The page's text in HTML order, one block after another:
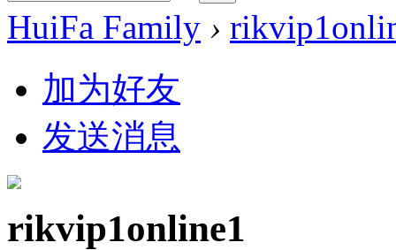
HuiFa Family ›
加为好友
发送消息
rikvip1online1